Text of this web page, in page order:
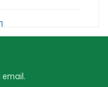
Chánh trọn gói